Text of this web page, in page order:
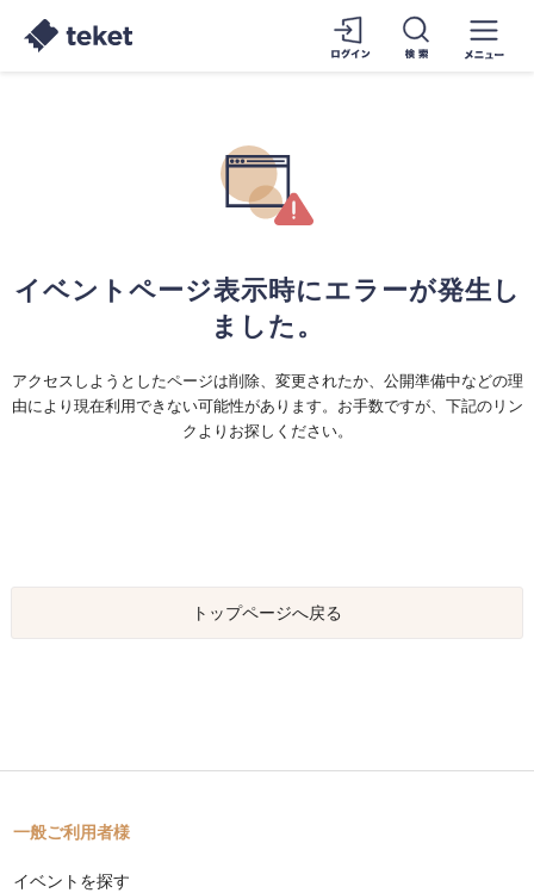
イベントページ表示時にエラーが発生し
ました。
アクセスしようとしたページは削除、変更されたか、公開準備中などの理
由により現在利用できない可能性があります。お手数ですが、下記のリン
クよりお探しください。
トップページへ戻る
一般ご利用者様
イベントを探す